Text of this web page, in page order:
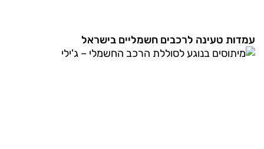
עמדות טעינה לרכבים חשמליים בישראל